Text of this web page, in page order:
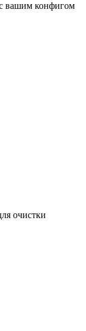
вашим конфигом
очистки